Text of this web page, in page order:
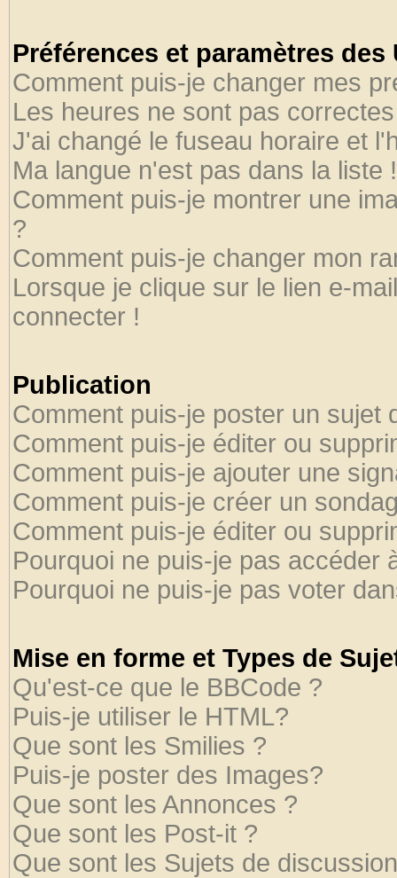
Préférences et paramètres
Comment puis-je changer mes
Les heures ne sont pas
J'ai changé le fuseau horaire et
Ma langue n'est pas dans la liste !
Comment puis-je montrer une
?
Comment puis-je changer mon
Lorsque je clique sur le lien e-
connecter !
Publication
Comment puis-je poster un sujet
Comment puis-je éditer ou
Comment puis-je ajouter une
Comment puis-je créer un
Comment puis-je éditer ou
Pourquoi ne puis-je pas accéder
Pourquoi ne puis-je pas voter
Mise en forme et Types de
Qu'est-ce que le BBCode ?
Puis-je utiliser le HTML?
Que sont les Smilies ?
Puis-je poster des Images?
Que sont les Annonces ?
Que sont les Post-it ?
Que sont les Sujets de